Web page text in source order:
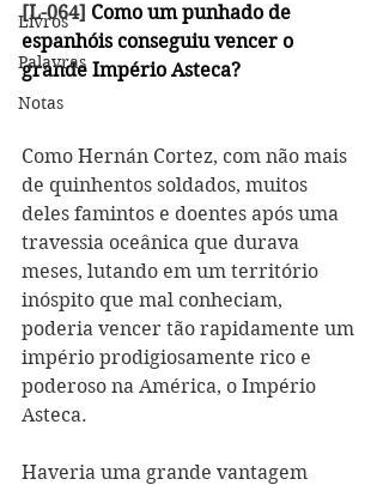
Livros
Palavras
Notas
[L-064] Como um punhado de
espanhóis conseguiu vencer o
grande Império Asteca?
Como Hernán Cortez, com não mais
de quinhentos soldados, muitos
deles famintos e doentes após uma
travessia oceânica que durava
meses, lutando em um território
inóspito que mal conheciam,
poderia vencer tão rapidamente um
império prodigiosamente rico e
poderoso na América, o Império
Asteca.
Haveria uma grande vantagem